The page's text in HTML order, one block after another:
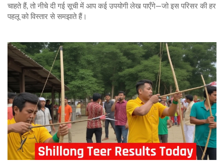
चाहते हैं, तो नीचे दी गई सूची में आप कई उपयोगी लेख पाएँगे—जो इस परिसर की हर
पहलू को विस्तार से समझाते हैं।